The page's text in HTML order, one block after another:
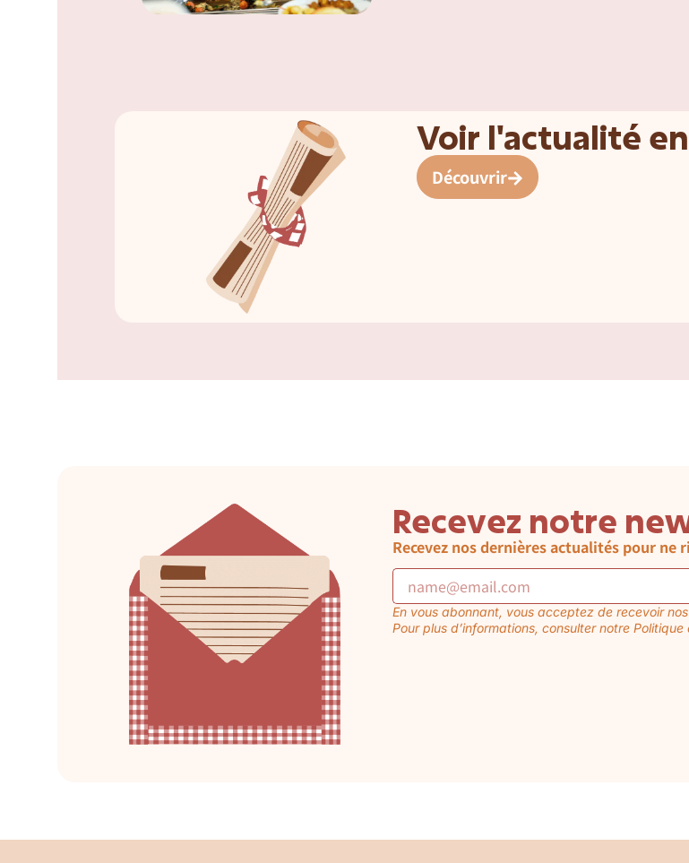
Voir l'actualité
Découvrir
Recevez notre
Recevez nos dernières actualités pour ne
En vous abonnant, vous acceptez de recevoir
Pour plus d’informations, consulter notre